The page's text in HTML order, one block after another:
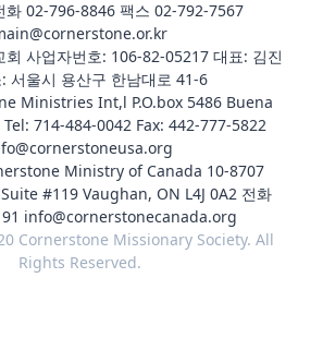
화 02-796-8846 팩스 02-792-7567
회 사업자번호: 106-82-05217 대표: 김진
서울시 용산구 한남대로 41-6
Ministries Int,l P.O.box 5486 Buena
714-484-0042 Fax: 442-777-5822
Ministry of Canada 10-8707
#119 Vaughan, ON L4J 0A2 전화
info@cornerstonecanada.org
Cornerstone Missionary Society. All
Rights Reserved.